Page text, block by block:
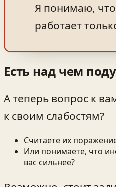
Я понимаю,
работает
Есть над чем
А теперь вопрос к
к своим слабостям?
Считаете их
Или понимаете, что
вас сильнее?